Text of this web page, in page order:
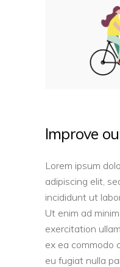
Improve
Lorem ipsum
adipiscing elit,
incididunt ut
Ut enim ad
exercitation
ex ea commodo
eu fugiat nulla